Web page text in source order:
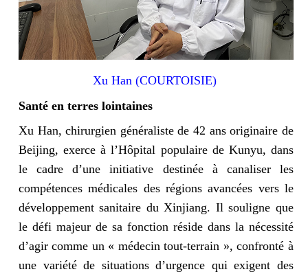
Xu Han (COURTOISIE)
Santé en terres lointaines
Xu Han, chirurgien généraliste de 42 ans originaire de
Beijing, exerce à l’Hôpital populaire de Kunyu, dans
le cadre d’une initiative destinée à canaliser les
compétences médicales des régions avancées vers le
développement sanitaire du Xinjiang. Il souligne que
le défi majeur de sa fonction réside dans la nécessité
d’agir comme un « médecin tout-terrain », confronté à
une variété de situations d’urgence qui exigent des